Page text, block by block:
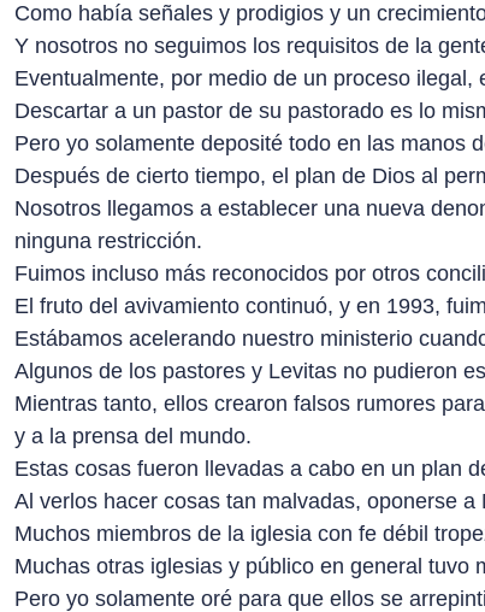
Como había señales y prodigios y un
Y nosotros no seguimos los requisitos de la
Eventualmente, por medio de un proceso
Descartar a un pastor de su pastorado es lo
Pero yo solamente deposité todo en las manos
Después de cierto tiempo, el plan de Dios al
Nosotros llegamos a establecer una nueva
ninguna restricción.
Fuimos incluso más reconocidos por otros
El fruto del avivamiento continuó, y en 1993,
Estábamos acelerando nuestro ministerio
Algunos de los pastores y Levitas no pudieron
Mientras tanto, ellos crearon falsos rumores
y a la prensa del mundo.
Estas cosas fueron llevadas a cabo en un plan
Al verlos hacer cosas tan malvadas, oponerse
Muchos miembros de la iglesia con fe débil
Muchas otras iglesias y público en general tuvo
Pero yo solamente oré para que ellos se